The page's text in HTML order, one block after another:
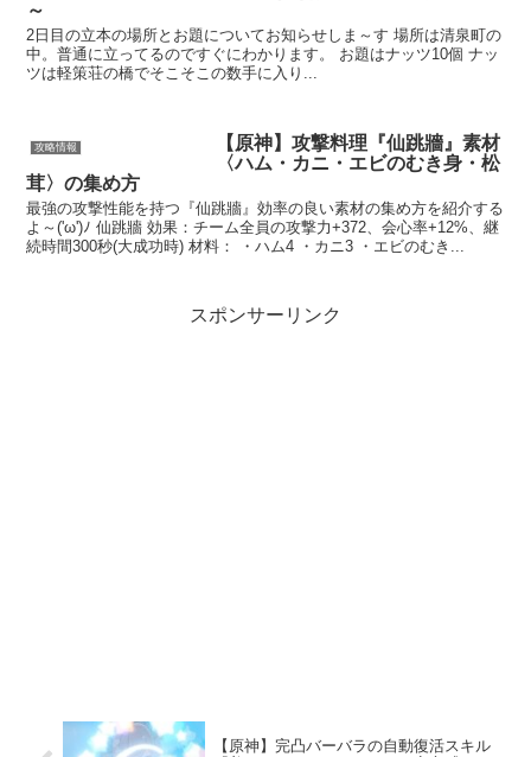
～
2日目の立本の場所とお題についてお知らせしま～す 場所は清泉町の
中。普通に立ってるのですぐにわかります。 お題はナッツ10個 ナッ
ツは軽策荘の橋でそこそこの数手に入り...
攻略情報
【原神】攻撃料理『仙跳牆』素材
〈ハム・カニ・エビのむき身・松
茸〉の集め方
最強の攻撃性能を持つ『仙跳牆』効率の良い素材の集め方を紹介する
よ～('ω')ﾉ 仙跳牆 効果：チーム全員の攻撃力+372、会心率+12%、継
続時間300秒(大成功時) 材料： ・ハム4 ・カニ3 ・エビのむき...
スポンサーリンク
【原神】完凸バーバラの自動復活スキル